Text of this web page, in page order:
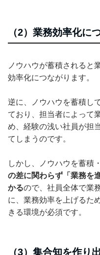
（2）業務効率化に
ノウハウが蓄積されると
効率化につながります。
逆に、ノウハウを蓄積し
ており、担当者によって
め、経験の浅い社員が担
てしまうのです。
しかし、ノウハウを蓄積
の差に関わらず「業務を
かるので、社員全体で業
に、業務効率を上げるた
きる環境が必須です。
（3）集合知を作り